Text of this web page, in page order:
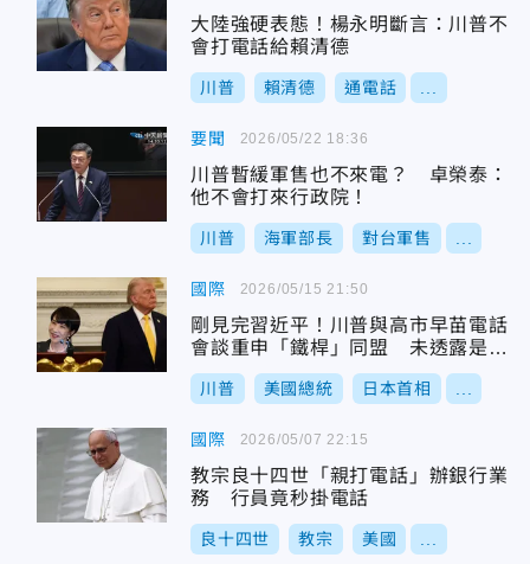
大陸強硬表態！楊永明斷言：川普不
會打電話給賴清德
川普 賴清德 通電話
要聞
川普暫緩軍售也不來電？ 卓榮泰：
他不會打來行政院！
川普 海軍部長 對台軍售
2026/05/22 18:36
國際
剛見完習近平！川普與高市早苗電話
會談重申「鐵桿」同盟 未透露是否
談台灣
川普 美國總統 日本首相
2026/05/15 21:50
國際
教宗良十四世「親打電話」辦銀行業
務 行員竟秒掛電話
良十四世 教宗 美國
2026/05/07 22:15